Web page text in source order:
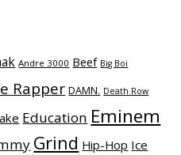
Andre 3000 Beef Big Boi
Rapper DAMN. Death Row
Education Eminem
Grind Hip-Hop Ice